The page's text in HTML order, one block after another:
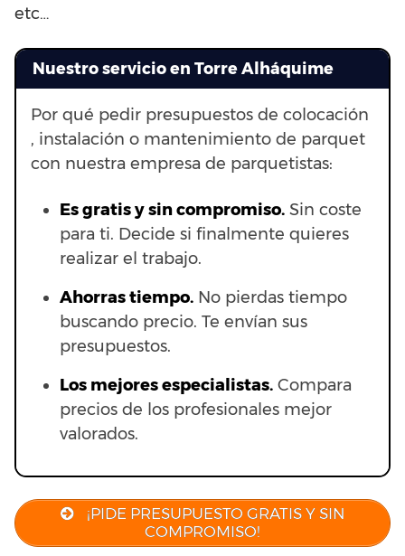
etc…
Nuestro servicio en Torre Alháquime
Por qué pedir presupuestos de colocación
, instalación o mantenimiento de parquet
con nuestra empresa de parquetistas:
Es gratis y sin compromiso. Sin coste
para ti. Decide si finalmente quieres
realizar el trabajo.
Ahorras tiempo. No pierdas tiempo
buscando precio. Te envían sus
presupuestos.
Los mejores especialistas. Compara
precios de los profesionales mejor
valorados.
¡PIDE PRESUPUESTO GRATIS Y SIN
COMPROMISO!